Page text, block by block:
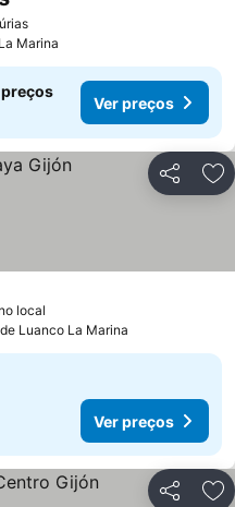
Ver preços
Ver preços
Marina
preços
Ver preços
Partilhar
local
Luanco La Marina
Ver preços
Partilhar